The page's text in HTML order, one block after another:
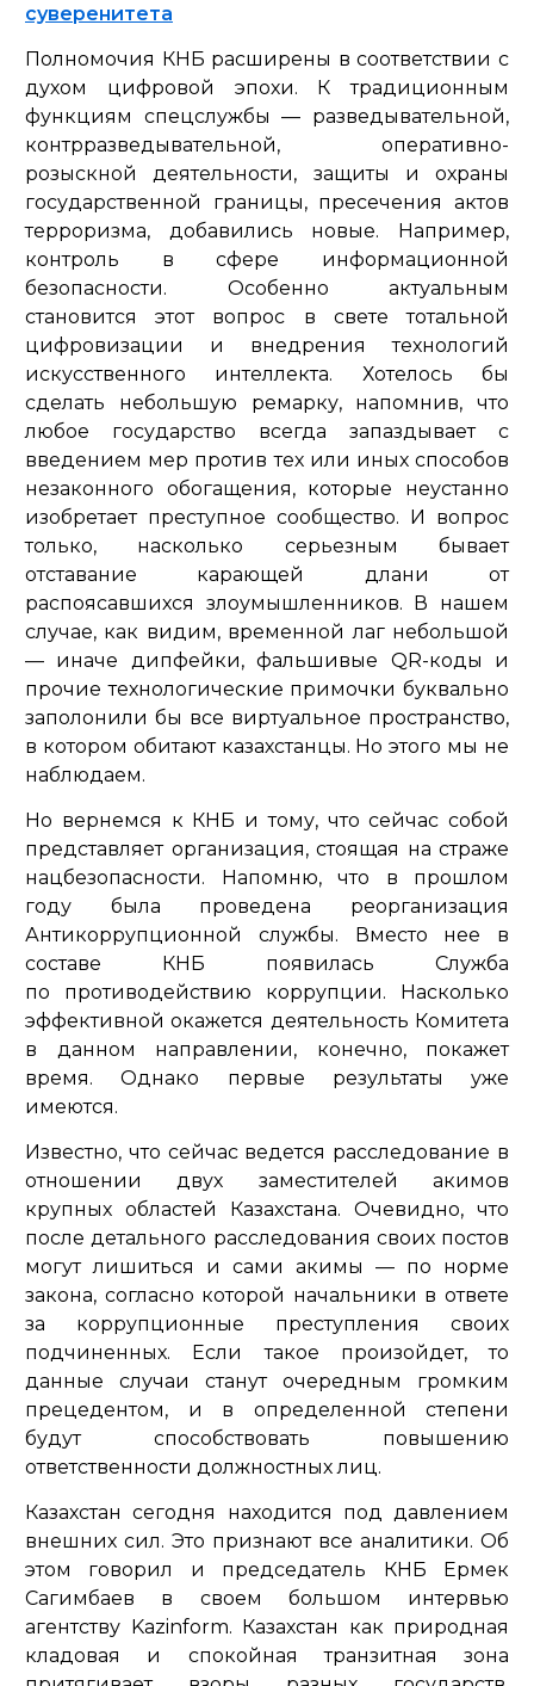
суверенитета
Полномочия КНБ расширены в соответствии с
духом цифровой эпохи. К традиционным
функциям спецслужбы — разведывательной,
контрразведывательной, оперативно-
розыскной деятельности, защиты и охраны
государственной границы, пресечения актов
терроризма, добавились новые. Например,
контроль в сфере информационной
безопасности. Особенно актуальным
становится этот вопрос в свете тотальной
цифровизации и внедрения технологий
искусственного интеллекта. Хотелось бы
сделать небольшую ремарку, напомнив, что
любое государство всегда запаздывает с
введением мер против тех или иных способов
незаконного обогащения, которые неустанно
изобретает преступное сообщество. И вопрос
только, насколько серьезным бывает
отставание карающей длани от
распоясавшихся злоумышленников. В нашем
случае, как видим, временной лаг небольшой
— иначе дипфейки, фальшивые QR-коды и
прочие технологические примочки буквально
заполонили бы все виртуальное пространство,
в котором обитают казахстанцы. Но этого мы не
наблюдаем.
Но вернемся к КНБ и тому, что сейчас собой
представляет организация, стоящая на страже
нацбезопасности. Напомню, что в прошлом
году была проведена реорганизация
Антикоррупционной службы. Вместо нее в
составе КНБ появилась Служба
по противодействию коррупции. Насколько
эффективной окажется деятельность Комитета
в данном направлении, конечно, покажет
время. Однако первые результаты уже
имеются.
Известно, что сейчас ведется расследование в
отношении двух заместителей акимов
крупных областей Казахстана. Очевидно, что
после детального расследования своих постов
могут лишиться и сами акимы — по норме
закона, согласно которой начальники в ответе
за коррупционные преступления своих
подчиненных. Если такое произойдет, то
данные случаи станут очередным громким
прецедентом, и в определенной степени
будут способствовать повышению
ответственности должностных лиц.
Казахстан сегодня находится под давлением
внешних сил. Это признают все аналитики. Об
этом говорил и председатель КНБ Ермек
Сагимбаев в своем большом интервью
агентству Kazinform. Казахстан как природная
кладовая и спокойная транзитная зона